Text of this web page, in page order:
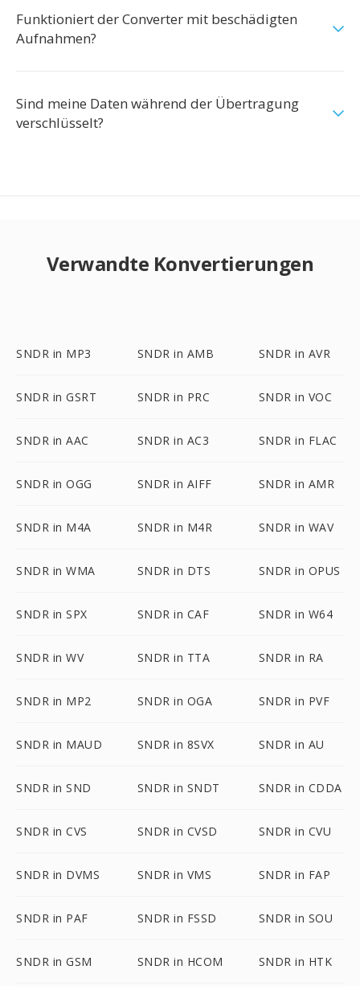
Funktioniert der Converter mit beschädigten
Aufnahmen?
Sind meine Daten während der Übertragung
verschlüsselt?
Verwandte Konvertierungen
SNDR in MP3 SNDR in AMB SNDR in AVR
SNDR in GSRT SNDR in PRC SNDR in VOC
SNDR in AAC SNDR in AC3 SNDR in FLAC
SNDR in OGG SNDR in AIFF SNDR in AMR
SNDR in M4A SNDR in M4R SNDR in WAV
SNDR in WMA SNDR in DTS SNDR in OPUS
SNDR in SPX SNDR in CAF SNDR in W64
SNDR in WV SNDR in TTA SNDR in RA
SNDR in MP2 SNDR in OGA SNDR in PVF
SNDR in MAUD SNDR in 8SVX SNDR in AU
SNDR in SND SNDR in SNDT SNDR in CDDA
SNDR in CVS SNDR in CVSD SNDR in CVU
SNDR in DVMS SNDR in VMS SNDR in FAP
SNDR in PAF SNDR in FSSD SNDR in SOU
SNDR in GSM SNDR in HCOM SNDR in HTK